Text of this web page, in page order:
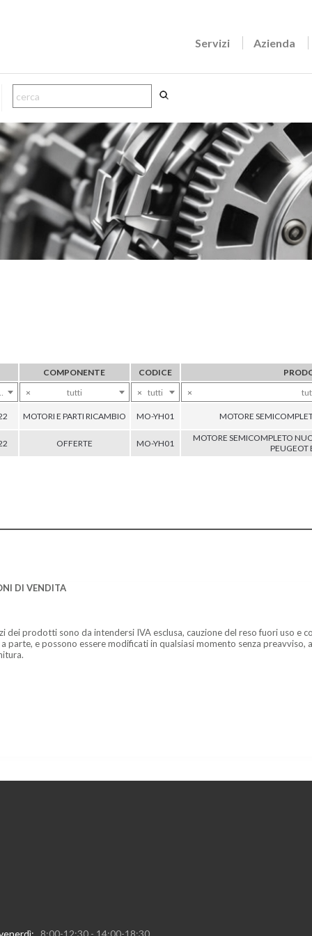
Servizi Azienda
COMPONENTE CODICE
×
tutti × tutti ×
MOTORI E PARTI RICAMBIO MO-YH01 MOTORE
OFFERTE MO-YH01
MOTORE SEMICOMPLETO
PEUGEOT
DI VENDITA
dei prodotti sono da intendersi IVA esclusa, cauzione del reso fuori uso e
parte, e possono essere modificati in qualsiasi momento senza preavviso,